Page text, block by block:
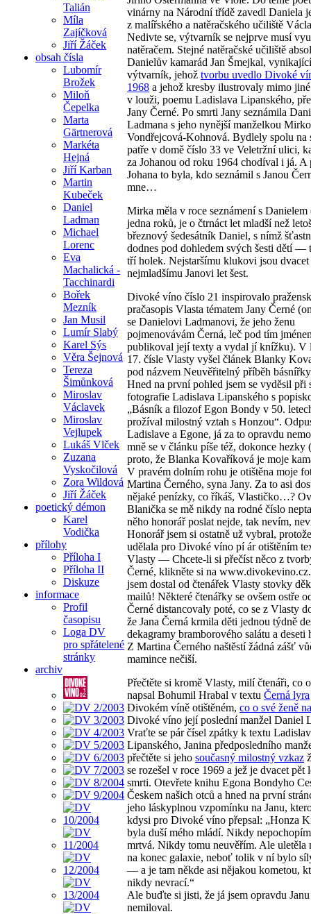
Talián
Míla
Zajíčková
Jiří Žáček
obsah čísla
Lubomír
Brožek
Miloň
Čepelka
Marta
Gärtnerová
Markéta
Hejná
Jiří Karban
Martin
Kubeček
Daniel
Ladman
Michael
Lorenc
Eva
Machalická -
Tacchinardi
Bořek
Mezník
Jan Musil
Lumír Slabý
Karel Sýs
Věra Šejnová
Tereza
Šimůnková
Miroslav
Václavek
Miroslav
Vejlupek
Lukáš Vlček
Zuzana
Vyskočilová
Zora Wildová
Jiří Žáček
poetický démon
Karel
Vodička
přílohy
Příloha I
Příloha II
Diskuze
informace
Profil
časopisu
Loga DV
pro spřátelené
stránky
archiv
vinárny na Národní třídě zavedl Daniela
z malířského a natěračského učiliště
Nedivte se, výtvarník se nejprve musí
natěračem. Stejné natěračské učiliště
Danielův kamarád Jan Šmejkal, vynikající
výtvarník, jehož tvorbu uvedlo Divoké
1968 a jehož kresby ilustrovaly mimo
v louži, poemu Ladislava Lipanského,
Jany Černé. Po smrti Jany seznámila
Ladmana s jeho nynější manželkou
Vondřejcová-Kohnová. Bydlely spolu na
patře v domě číslo 33 ve Veletržní ulici,
za Johanou od roku 1964 chodíval i já. A
Johana to byla, kdo seznámil s Janou
mne…
Mirka měla v roce seznámení s Danielem
jedna roků, je o čtrnáct let mladší než
březnový šedesátník Daniel, s nímž
dodnes pod dohledem svých šesti dětí —
tří holek. Nejstaršímu klukovi jsou
nejmladšímu Janovi let šest.
Divoké víno číslo 21 inspirovalo
pračasopis Vlasta tématem Jany Černé
se Danielovi Ladmanovi, že jeho ženu
pojmenovávám Černá, leč pod tím
publikoval její texty a vydal jí knížku). V
17. čísle Vlasty vyšel článek Blanky
pod názvem Neuvěřitelný příběh
Hned na první pohled jsem se vyděsil při
fotografie Ladislava Lipanského s
„Básník a filozof Egon Bondy v 50.
prožíval milostný vztah s Honzou“.
Ladislave a Egone, já za to opravdu
mně se v článku píše též, dokonce hezky
proto, že Blanka Kovaříková je moje
V pravém dolním rohu je otištěna moje
Martina Černého, syna Jany. Za to asi
nějaké penízky, co říkáš, Vlastičko…?
Blanička se mě nikdy na rodné číslo
něho honorář poslat nejde, tak nevím,
Honorář jsem si ostatně už vybral,
udělala pro Divoké víno pí ár otištěním
Vlasty — Chcete-li si přečíst něco z
Černé, klikněte si na
jsem dostal od čtenářek Vlasty stovky
mailů! Některé čtenářky se ovšem ostře
Černé distancovaly poté, co se z Vlasty
že Jana Černá krmila děti jednou týdně
dekagramy bramborového salátu a deseti
Z Martina Černého naštěstí žádná zášť
mamince nečiší.
Přečtěte si kromě Vlasty, milí čtenáři, co
napsal Bohumil Hrabal v textu Černá lyra
Divokém víně otištěném, co o své ženě
Divoké víno její poslední manžel Daniel
Vraťte se pár čísel zpátky k textu
Lipanského, Janina předposledního
přečtěte si jeho současný milostný vzkaz
se rozešel v roce 1969 a jež je dvacet pět
smrti. Otevřete knihu Egona Bondyho
Českem našich otců a hned na první
jeho láskyplnou vzpomínku na Janu,
kdysi pro Divoké víno přepsal: „Honza
byla duší mého mládí. Nikdy
mrtvá. Nikdy tomu neuvěřím. Ale uletěla
na konec galaxie, neboť tolik v ní bylo
— a je tam někde asi nějakou kometou,
nikdy nevrací.“
Ale buďte si jisti, že já jsem opravdu Janu
nemiloval.